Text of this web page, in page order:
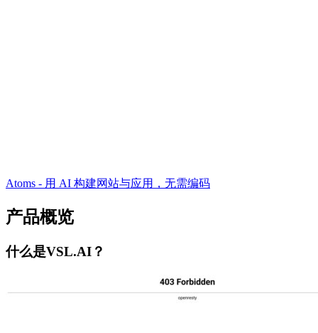
Atoms - 用 AI 构建网站与应用，无需编码
产品概览
什么是VSL.AI？